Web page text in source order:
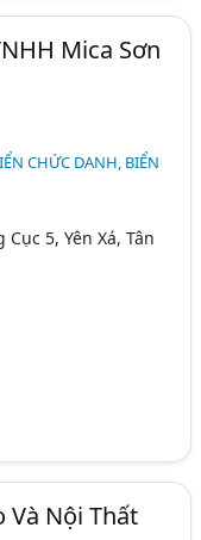
Mica Sơn
CHỨC DANH, BIỂN
5, Yên Xá, Tân
Và Nội Thất